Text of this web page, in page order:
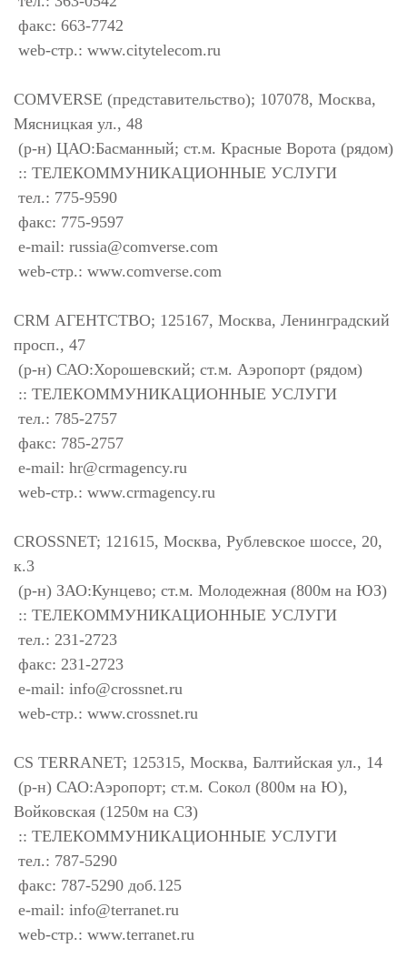
факс: 663-7742
web-стр.: www.citytelecom.ru
COMVERSE (представительство); 107078, Москва,
Мясницкая ул., 48
(р-н) ЦАО:Басманный; ст.м. Красные Ворота (рядом)
:: ТЕЛЕКОММУНИКАЦИОННЫЕ УСЛУГИ
тел.: 775-9590
факс: 775-9597
e-mail: russia@comverse.com
web-стр.: www.comverse.com
CRM АГЕНТСТВО; 125167, Москва, Ленинградский
просп., 47
(р-н) САО:Хорошевский; ст.м. Аэропорт (рядом)
:: ТЕЛЕКОММУНИКАЦИОННЫЕ УСЛУГИ
тел.: 785-2757
факс: 785-2757
e-mail: hr@crmagency.ru
web-стр.: www.crmagency.ru
CROSSNET; 121615, Москва, Рублевское шоссе, 20,
к.3
(р-н) ЗАО:Кунцево; ст.м. Молодежная (800м на ЮЗ)
:: ТЕЛЕКОММУНИКАЦИОННЫЕ УСЛУГИ
тел.: 231-2723
факс: 231-2723
e-mail: info@crossnet.ru
web-стр.: www.crossnet.ru
CS TERRANET; 125315, Москва, Балтийская ул., 14
(р-н) САО:Аэропорт; ст.м. Сокол (800м на Ю),
Войковская (1250м на СЗ)
:: ТЕЛЕКОММУНИКАЦИОННЫЕ УСЛУГИ
тел.: 787-5290
факс: 787-5290 доб.125
e-mail: info@terranet.ru
web-стр.: www.terranet.ru